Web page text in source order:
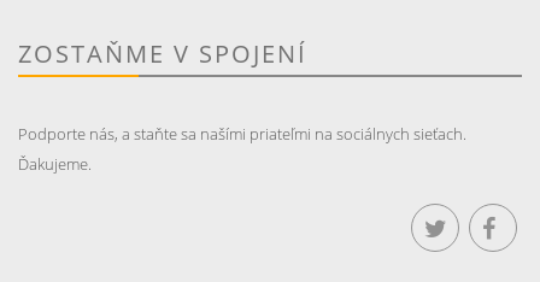
ZOSTAŇME V SPOJENÍ
Podporte nás, a staňte sa našími priateľmi na sociálnych sieťach.
Ďakujeme.